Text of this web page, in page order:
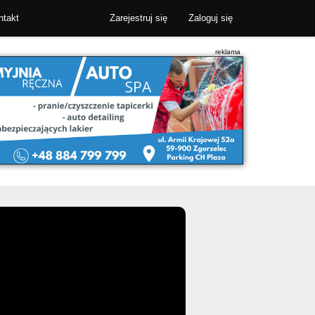
Zarejestruj się Zaloguj się